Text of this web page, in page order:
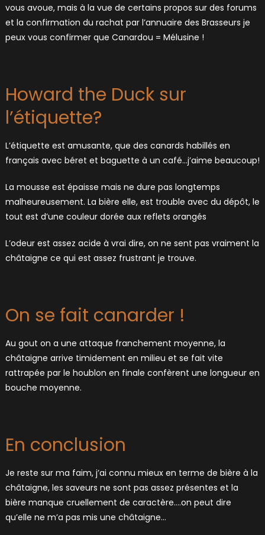
vous avoue, mais à la vue de certains propos sur des forums
et la confirmation du rachat par l’annuaire des Brasseurs je
peux vous confirmer que Canardou = Mélusine !
Howard the Duck sur
l’étiquette?
L’étiquette est amusante, que des canards habillés en
français avec béret et baguette à un café…j’aime beaucoup!
La mousse est épaisse mais ne dure pas longtemps
malheureusement. La bière elle, est trouble avec du dépôt, le
tout est d’une couleur dorée aux reflets orangés
L’odeur est assez acide à vrai dire, on ne sent pas vraiment la
châtaigne ce qui est assez frustrant je trouve.
On se fait canarder !
Au gout on a une attaque franchement moyenne, la
châtaigne arrive timidement en milieu et se fait vite
rattrapée par le houblon en finale confèrent une longueur en
bouche moyenne.
En conclusion
Je reste sur ma faim, j’ai connu mieux en terme de bière à la
châtaigne, les saveurs ne sont pas assez présentes et la
bière manque cruellement de caractère….on peut dire
qu’elle ne m’a pas mis une châtaigne…